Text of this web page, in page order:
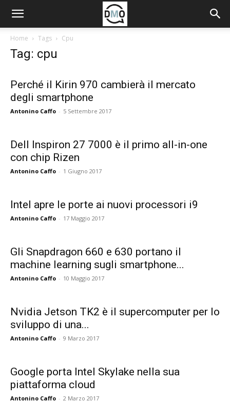
Home Tags Cpu
Tag: cpu
Perché il Kirin 970 cambierà il mercato
degli smartphone
Antonino Caffo - 5 Settembre 2017
Dell Inspiron 27 7000 è il primo all-in-one
con chip Rizen
Antonino Caffo - 1 Giugno 2017
Intel apre le porte ai nuovi processori i9
Antonino Caffo - 17 Maggio 2017
Gli Snapdragon 660 e 630 portano il
machine learning sugli smartphone...
Antonino Caffo - 10 Maggio 2017
Nvidia Jetson TK2 è il supercomputer per lo
sviluppo di una...
Antonino Caffo - 9 Marzo 2017
Google porta Intel Skylake nella sua
piattaforma cloud
Antonino Caffo - 2 Marzo 2017